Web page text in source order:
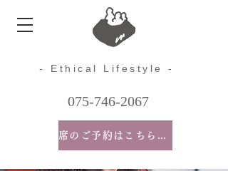
- Ethical Lifestyle -
席のご予約はこちらから
075-746-2067